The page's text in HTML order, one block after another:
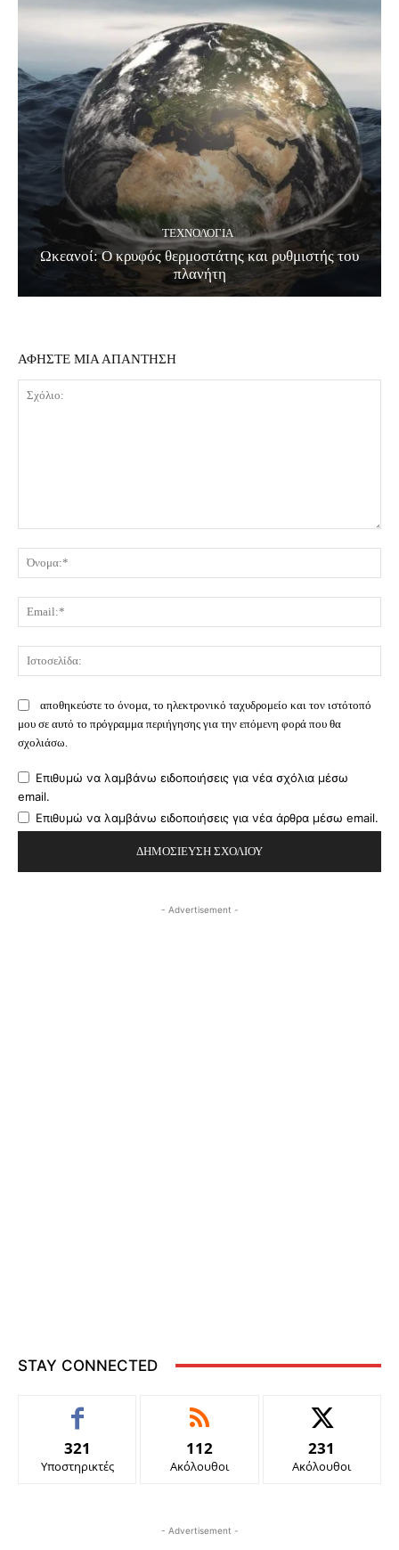
ΤΕΧΝΟΛΟΓΊΑ
Ωκεανοί: Ο κρυφός θερμοστάτης και ρυθμιστής του
πλανήτη
ΑΦΗΣΤΕ ΜΙΑ ΑΠΑΝΤΗΣΗ
αποθηκεύστε το όνομα, το ηλεκτρονικό ταχυδρομείο και τον ιστότοπό
μου σε αυτό το πρόγραμμα περιήγησης για την επόμενη φορά που θα
σχολιάσω.
Επιθυμώ να λαμβάνω ειδοποιήσεις για νέα σχόλια μέσω
email.
Επιθυμώ να λαμβάνω ειδοποιήσεις για νέα άρθρα μέσω email.
- Advertisement -
STAY CONNECTED
321
Υποστηρικτές
112
Ακόλουθοι
231
Ακόλουθοι
- Advertisement -